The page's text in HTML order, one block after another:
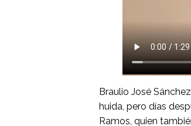
Braulio José
huida, pero días
Ramos, quien